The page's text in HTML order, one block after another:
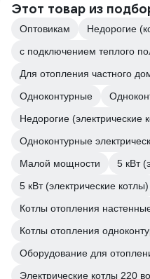
Этот товар из
Оптовикам
Недорогие
с подключением теплого
Для отопления частного
Одноконтурные
Недорогие (электрические
Одноконтурные
Малой мощности
5 кВт
5 кВт (электрические котлы)
Котлы отопления
Котлы отопления
Оборудование для
Электрические котлы 220